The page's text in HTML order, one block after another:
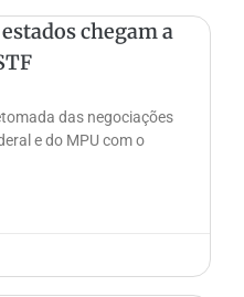
chegam a
das negociações
e do MPU com o